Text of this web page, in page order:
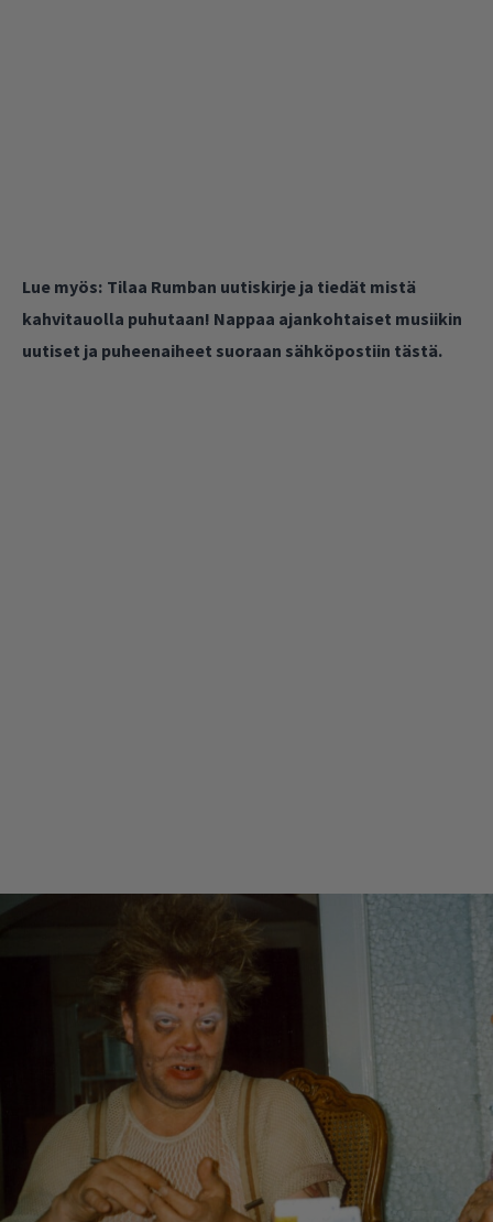
Lue myös: Tilaa Rumban uutiskirje ja tiedät mistä
kahvitauolla puhutaan! Nappaa ajankohtaiset musiikin
uutiset ja puheenaiheet suoraan sähköpostiin tästä.